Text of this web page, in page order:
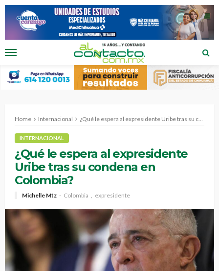
Home Internacional ¿Qué le espera al expresidente Uribe tras su condena en Colombia?
INTERNACIONAL
¿Qué le espera al expresidente
Uribe tras su condena en
Colombia?
Michelle Mtz Colombia expresidente